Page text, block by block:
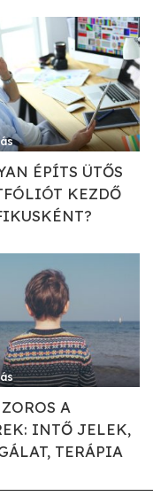
ÉPÍTS ÜTŐS
KEZDŐ
A
INTŐ JELEK,
TERÁPIA